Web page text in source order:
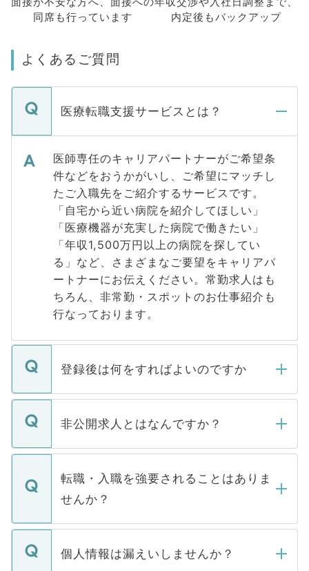
同席も行っています
内定後もバックアップ
よくあるご質問
医療転職支援サービスとは？
医師専任のキャリアパートナーがご希望条
件などをおうかがいし、ご希望にマッチし
たご入職先をご紹介するサービスです。
「自宅から近い病院を紹介してほしい」
「医療機器が充実した病院で働きたい」
「年収1,500万円以上の病院を探してい
る」など、さまざまなご要望をキャリアパ
ートナーにお伝えください。常勤求人はも
ちろん、非常勤・スポットのお仕事紹介も
行なっております。
登録後は何をすればよいのですか
ご登録いただきましたら、弊社担当者がご
登録内容を確認し、その後メールもしくは
ます。通常、5営業日以内にはご連絡をせて
いただきますので、しばらくお待ちくださ
非公開求人とはなんですか？
マイナビDOCTORで取り扱っている求人の
うち約3割は、Webサイトからご覧いただ
けない「非公開求人」です。非公開求人は
下記の理由によって、一般には公開してい
ません。
■応募殺到を避けるため 人気のある医療機
転職・入職を強要されることはありま
せんか？
転職・入職を強要することは一切ありませ
ん。また、仮に応募先から内定をいただい
個人情報は漏えいしませんか？